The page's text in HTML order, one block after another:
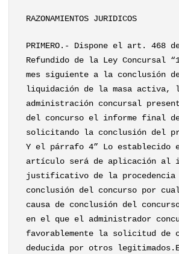
RAZONAMIENTOS JURIDICOS
PRIMERO.- Dispone el art. 468
Refundido de la Ley Concursal
mes siguiente a la conclusión
liquidación de la masa activa,
administración concursal
del concurso el informe final
solicitando la conclusión del
Y el párrafo 4” Lo establecido
artículo será de aplicación al
justificativo de la procedencia
conclusión del concurso por
causa de conclusión del
en el que el administrador
favorablemente la solicitud de
deducida por otros